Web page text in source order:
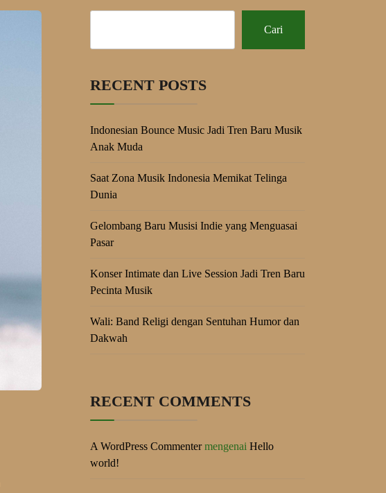
Cari
RECENT POSTS
Indonesian Bounce Music Jadi Tren Baru Musik
Anak Muda
Saat Zona Musik Indonesia Memikat Telinga
Dunia
Gelombang Baru Musisi Indie yang Menguasai
Pasar
Konser Intimate dan Live Session Jadi Tren Baru
Pecinta Musik
Wali: Band Religi dengan Sentuhan Humor dan
Dakwah
RECENT COMMENTS
A WordPress Commentermengenai Hello
world!